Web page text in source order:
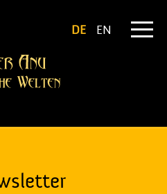
DE EN